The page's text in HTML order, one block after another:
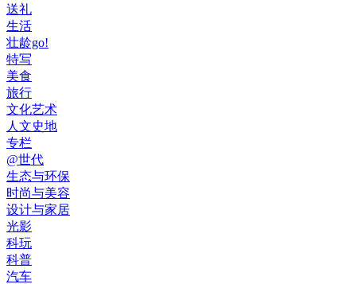
送礼
生活
壮龄go!
特写
美食
旅行
文化艺术
人文史地
专栏
@世代
生态与环保
时尚与美容
设计与家居
光影
科玩
科普
汽车